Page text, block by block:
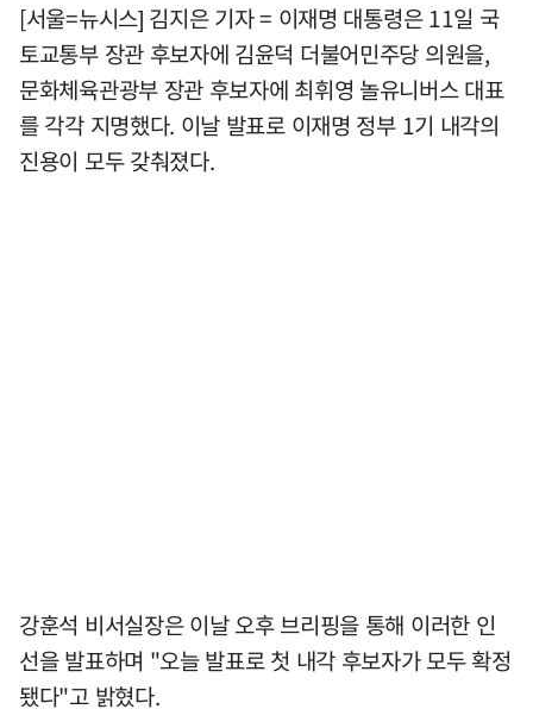
[서울=뉴시스] 김지은 기자 = 이재명 대통령은 11일 국
토교통부 장관 후보자에 김윤덕 더불어민주당 의원을,
문화체육관광부 장관 후보자에 최휘영 놀유니버스 대표
를 각각 지명했다. 이날 발표로 이재명 정부 1기 내각의
진용이 모두 갖춰졌다.
강훈석 비서실장은 이날 오후 브리핑을 통해 이러한 인
선을 발표하며 "오늘 발표로 첫 내각 후보자가 모두 확정
됐다"고 밝혔다.